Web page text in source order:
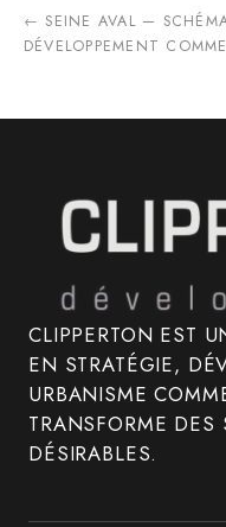
← SEINE AVAL —
DÉVELOPPEMENT
CLIPPERTON EST
EN STRATÉGIE,
URBANISME
TRANSFORME DES
DÉSIRABLES.